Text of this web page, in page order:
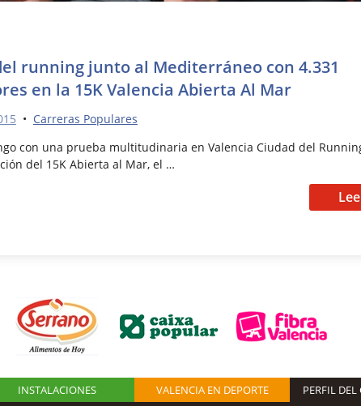
running junto al Mediterráneo con 4.331
en la 15K Valencia Abierta Al Mar
• Carreras Populares
con una prueba multitudinaria en Valencia Ciudad del
del 15K Abierta al Mar, el …
INSTALACIONES VALENCIA EN DEPORTE
PERFIL